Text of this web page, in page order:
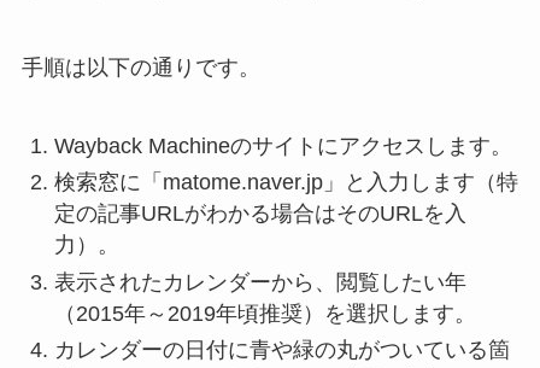
手順は以下の通りです。
Wayback Machineのサイトにアクセスします。
検索窓に「matome.naver.jp」と入力します（特
定の記事URLがわかる場合はそのURLを入
力）。
表示されたカレンダーから、閲覧したい年
（2015年～2019年頃推奨）を選択します。
カレンダーの日付に青や緑の丸がついている箇